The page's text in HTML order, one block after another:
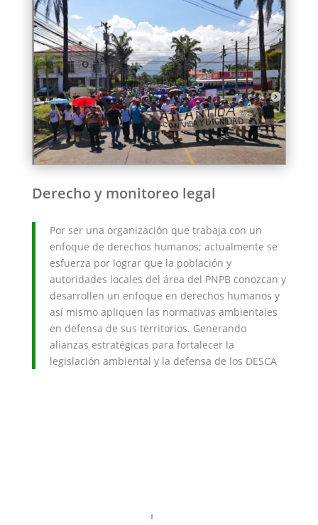
Derecho y monitoreo legal
Por ser una organización que trabaja con un
enfoque de derechos humanos; actualmente se
esfuerza por lograr que la población y
autoridades locales del área del PNPB conozcan y
desarrollen un enfoque en derechos humanos y
así mismo apliquen las normativas ambientales
en defensa de sus territorios. Generando
alianzas estratégicas para fortalecer la
legislación ambiental y la defensa de los DESCA